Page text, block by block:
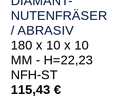
NUTENFRÄSER
/ ABRASIV
180 x 10 x 10
MM - H=22,23
NFH-ST
115,43 €